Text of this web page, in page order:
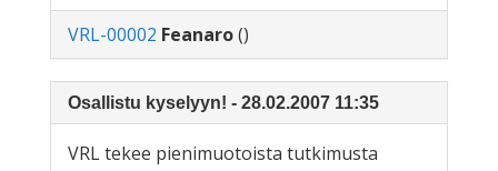
VRL-00002 Feanaro()
Osallistu kyselyyn! - 28.02.2007 11:35
VRL tekee pienimuotoista tutkimusta